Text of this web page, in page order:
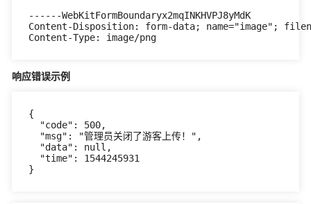
------WebKitFormBoundaryx2mqINKHVPJ8yMdK
Content-Disposition: form-data; name="image";
Content-Type: image/png
响应错误示例
{
  "code": 500,
  "msg": "管理员关闭了游客上传！",
  "data": null,
  "time": 1544245931
}